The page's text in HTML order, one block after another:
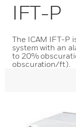
IFT-P
The ICAM IFT-P
system with an
to 20%
obscuration/ft).